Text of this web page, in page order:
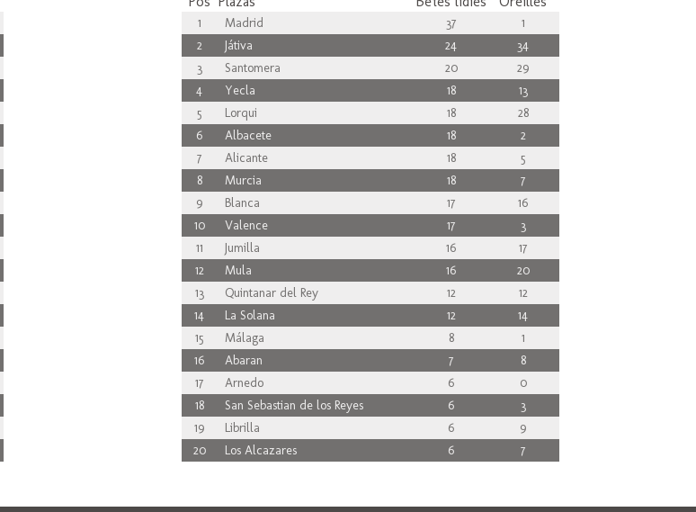
1 Madrid 37
1
2
Játiva 24
34
3
Santomera 20
29
4
Yecla 18
13
5
Lorqui 18
28
6
Albacete 18
2
7
Alicante 18
5
8
Murcia 18
7
9
Blanca 17
16
10
Valence 17
3
11
Jumilla 16
17
12
Mula 16
20
13
Quintanar del Rey 12
12
14
La Solana 12
14
15
Málaga 8
1
16
Abaran 7
8
17
Arnedo 6
0
18
San Sebastian de los Reyes 6
3
19
Librilla 6
9
20
Los Alcazares 6 7